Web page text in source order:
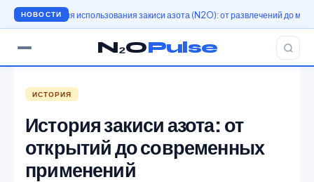
НОВОСТИ
История использования закиси азота (N2O): от развлечений до медицины
N₂OPulse
ИСТОРИЯ
История закиси азота: от
открытий до современных
применений